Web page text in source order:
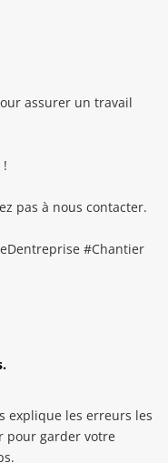
assurer un travail
pas à nous contacter.
#Chantier
explique les erreurs les
pour garder votre